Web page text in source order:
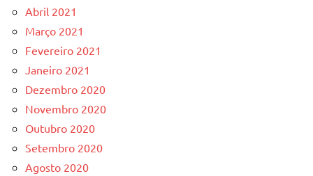
Abril 2021
Março 2021
Fevereiro 2021
Janeiro 2021
Dezembro 2020
Novembro 2020
Outubro 2020
Setembro 2020
Agosto 2020